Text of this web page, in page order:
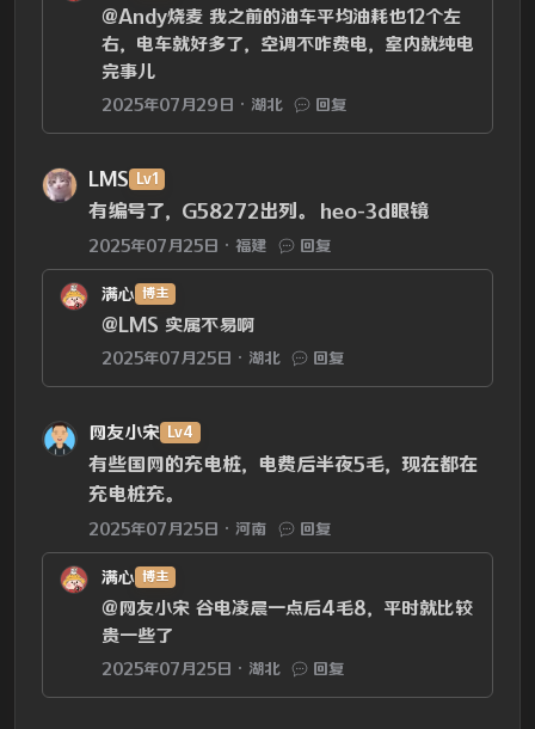
@Andy烧麦 我之前的油车平均油耗也12个左
右，电车就好多了，空调不咋费电，室内就纯电
完事儿
2025年07月29日 湖北 回复
LMS Lv1
有编号了，G58272出列。 heo-3d眼镜
2025年07月25日 福建 回复
满心 博主
@LMS 实属不易啊
2025年07月25日 湖北 回复
网友小宋 Lv4
有些国网的充电桩，电费后半夜5毛，现在都在
充电桩充。
2025年07月25日 河南 回复
满心 博主
@网友小宋 谷电凌晨一点后4毛8，平时就比较
贵一些了
2025年07月25日 湖北 回复